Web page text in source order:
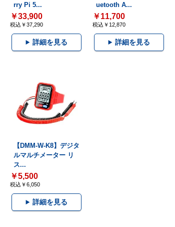
rry Pi 5...
￥33,900
税込￥37,290
詳細を見る
uetooth A...
￥11,700
税込￥12,870
詳細を見る
【DMM-W-K8】デジタ
ルマルチメーター リ
ス...
￥5,500
税込￥6,050
詳細を見る